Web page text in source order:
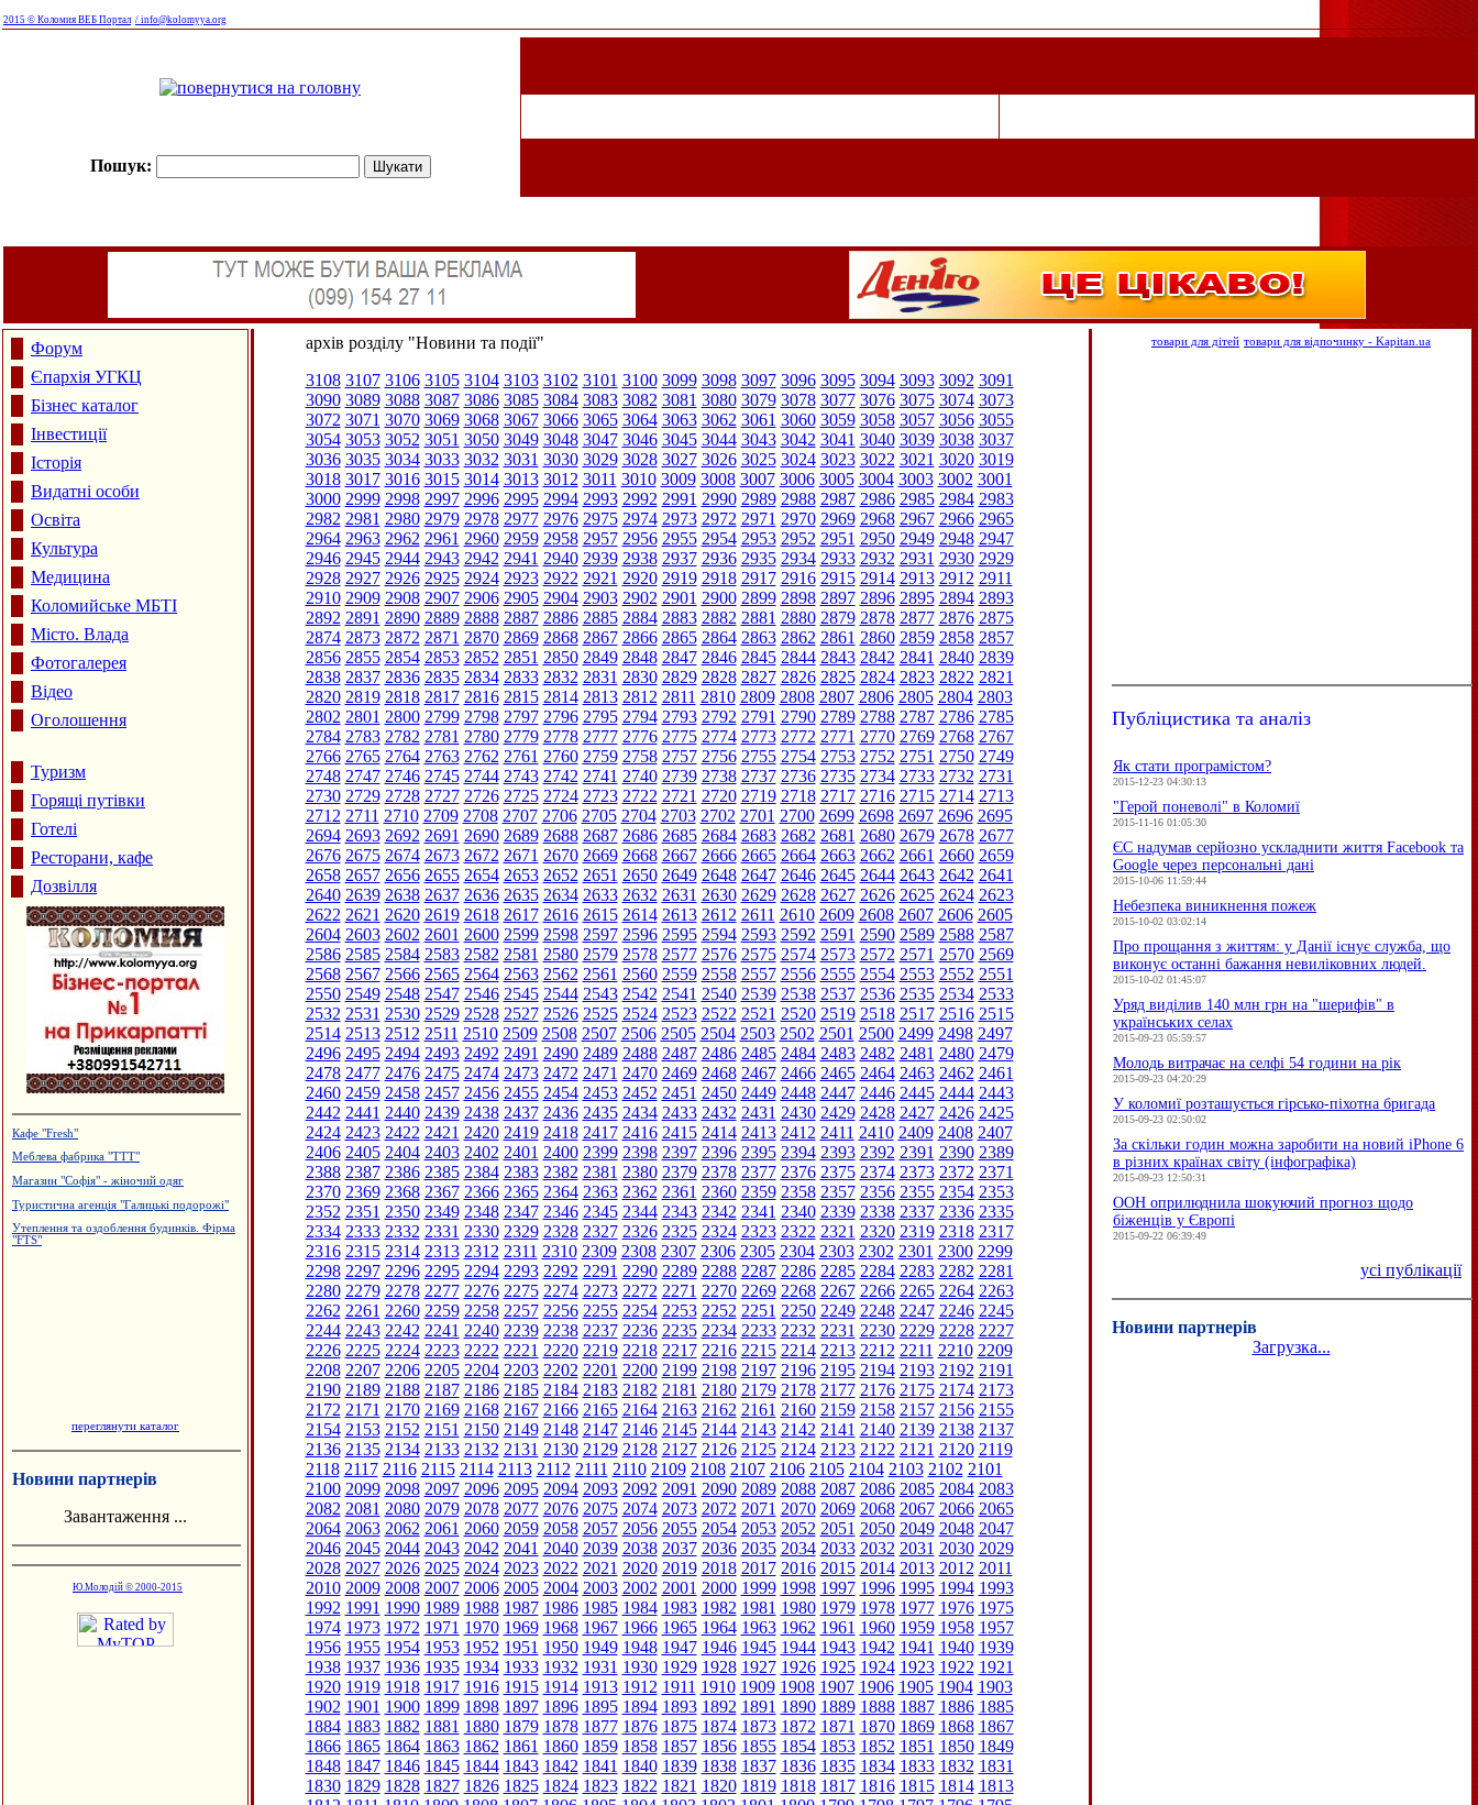
2015 © Коломия ВЕБ Портал / info@kolomyya.org
Пошук:
Форум
Єпархія УГКЦ
Бізнес каталог
Інвестиції
Історія
Видатні особи
Освіта
Культура
Медицина
Коломийське МБТІ
Місто. Влада
Фотогалерея
Відео
Оголошення
Туризм
Горящі путівки
Готелі
Ресторани, кафе
Дозвілля
Кафе "Fresh"
Меблева фабрика "ТТТ"
Магазин "Софія" - жіночий одяг
Туристична агенція "Галицькі подорожі"
Утеплення та оздоблення будинків. Фірма
"FTS"
переглянути каталог
Новини партнерів
Завантаження ...
Ю.Молодій © 2000-2015
архів розділу "Новини та події"
3108 3107 3106 3105 3104 3103 3102 3101 3100 3099 3098 3097 3096 3095 3094 3093 3092 3091
3090 3089 3088 3087 3086 3085 3084 3083 3082 3081 3080 3079 3078 3077 3076 3075 3074 3073
3072 3071 3070 3069 3068 3067 3066 3065 3064 3063 3062 3061 3060 3059 3058 3057 3056 3055
3054 3053 3052 3051 3050 3049 3048 3047 3046 3045 3044 3043 3042 3041 3040 3039 3038 3037
3036 3035 3034 3033 3032 3031 3030 3029 3028 3027 3026 3025 3024 3023 3022 3021 3020 3019
3018 3017 3016 3015 3014 3013 3012 3011 3010 3009 3008 3007 3006 3005 3004 3003 3002 3001
3000 2999 2998 2997 2996 2995 2994 2993 2992 2991 2990 2989 2988 2987 2986 2985 2984 2983
2982 2981 2980 2979 2978 2977 2976 2975 2974 2973 2972 2971 2970 2969 2968 2967 2966 2965
2964 2963 2962 2961 2960 2959 2958 2957 2956 2955 2954 2953 2952 2951 2950 2949 2948 2947
2946 2945 2944 2943 2942 2941 2940 2939 2938 2937 2936 2935 2934 2933 2932 2931 2930 2929
2928 2927 2926 2925 2924 2923 2922 2921 2920 2919 2918 2917 2916 2915 2914 2913 2912 2911
2910 2909 2908 2907 2906 2905 2904 2903 2902 2901 2900 2899 2898 2897 2896 2895 2894 2893
2892 2891 2890 2889 2888 2887 2886 2885 2884 2883 2882 2881 2880 2879 2878 2877 2876 2875
2874 2873 2872 2871 2870 2869 2868 2867 2866 2865 2864 2863 2862 2861 2860 2859 2858 2857
2856 2855 2854 2853 2852 2851 2850 2849 2848 2847 2846 2845 2844 2843 2842 2841 2840 2839
2838 2837 2836 2835 2834 2833 2832 2831 2830 2829 2828 2827 2826 2825 2824 2823 2822 2821
2820 2819 2818 2817 2816 2815 2814 2813 2812 2811 2810 2809 2808 2807 2806 2805 2804 2803
2802 2801 2800 2799 2798 2797 2796 2795 2794 2793 2792 2791 2790 2789 2788 2787 2786 2785
2784 2783 2782 2781 2780 2779 2778 2777 2776 2775 2774 2773 2772 2771 2770 2769 2768 2767
2766 2765 2764 2763 2762 2761 2760 2759 2758 2757 2756 2755 2754 2753 2752 2751 2750 2749
2748 2747 2746 2745 2744 2743 2742 2741 2740 2739 2738 2737 2736 2735 2734 2733 2732 2731
2730 2729 2728 2727 2726 2725 2724 2723 2722 2721 2720 2719 2718 2717 2716 2715 2714 2713
2712 2711 2710 2709 2708 2707 2706 2705 2704 2703 2702 2701 2700 2699 2698 2697 2696 2695
2694 2693 2692 2691 2690 2689 2688 2687 2686 2685 2684 2683 2682 2681 2680 2679 2678 2677
2676 2675 2674 2673 2672 2671 2670 2669 2668 2667 2666 2665 2664 2663 2662 2661 2660 2659
2658 2657 2656 2655 2654 2653 2652 2651 2650 2649 2648 2647 2646 2645 2644 2643 2642 2641
2640 2639 2638 2637 2636 2635 2634 2633 2632 2631 2630 2629 2628 2627 2626 2625 2624 2623
2622 2621 2620 2619 2618 2617 2616 2615 2614 2613 2612 2611 2610 2609 2608 2607 2606 2605
2604 2603 2602 2601 2600 2599 2598 2597 2596 2595 2594 2593 2592 2591 2590 2589 2588 2587
2586 2585 2584 2583 2582 2581 2580 2579 2578 2577 2576 2575 2574 2573 2572 2571 2570 2569
2568 2567 2566 2565 2564 2563 2562 2561 2560 2559 2558 2557 2556 2555 2554 2553 2552 2551
2550 2549 2548 2547 2546 2545 2544 2543 2542 2541 2540 2539 2538 2537 2536 2535 2534 2533
2532 2531 2530 2529 2528 2527 2526 2525 2524 2523 2522 2521 2520 2519 2518 2517 2516 2515
2514 2513 2512 2511 2510 2509 2508 2507 2506 2505 2504 2503 2502 2501 2500 2499 2498 2497
2496 2495 2494 2493 2492 2491 2490 2489 2488 2487 2486 2485 2484 2483 2482 2481 2480 2479
2478 2477 2476 2475 2474 2473 2472 2471 2470 2469 2468 2467 2466 2465 2464 2463 2462 2461
2460 2459 2458 2457 2456 2455 2454 2453 2452 2451 2450 2449 2448 2447 2446 2445 2444 2443
2442 2441 2440 2439 2438 2437 2436 2435 2434 2433 2432 2431 2430 2429 2428 2427 2426 2425
2424 2423 2422 2421 2420 2419 2418 2417 2416 2415 2414 2413 2412 2411 2410 2409 2408 2407
2406 2405 2404 2403 2402 2401 2400 2399 2398 2397 2396 2395 2394 2393 2392 2391 2390 2389
2388 2387 2386 2385 2384 2383 2382 2381 2380 2379 2378 2377 2376 2375 2374 2373 2372 2371
2370 2369 2368 2367 2366 2365 2364 2363 2362 2361 2360 2359 2358 2357 2356 2355 2354 2353
2352 2351 2350 2349 2348 2347 2346 2345 2344 2343 2342 2341 2340 2339 2338 2337 2336 2335
2334 2333 2332 2331 2330 2329 2328 2327 2326 2325 2324 2323 2322 2321 2320 2319 2318 2317
2316 2315 2314 2313 2312 2311 2310 2309 2308 2307 2306 2305 2304 2303 2302 2301 2300 2299
2298 2297 2296 2295 2294 2293 2292 2291 2290 2289 2288 2287 2286 2285 2284 2283 2282 2281
2280 2279 2278 2277 2276 2275 2274 2273 2272 2271 2270 2269 2268 2267 2266 2265 2264 2263
2262 2261 2260 2259 2258 2257 2256 2255 2254 2253 2252 2251 2250 2249 2248 2247 2246 2245
2244 2243 2242 2241 2240 2239 2238 2237 2236 2235 2234 2233 2232 2231 2230 2229 2228 2227
2226 2225 2224 2223 2222 2221 2220 2219 2218 2217 2216 2215 2214 2213 2212 2211 2210 2209
2208 2207 2206 2205 2204 2203 2202 2201 2200 2199 2198 2197 2196 2195 2194 2193 2192 2191
2190 2189 2188 2187 2186 2185 2184 2183 2182 2181 2180 2179 2178 2177 2176 2175 2174 2173
2172 2171 2170 2169 2168 2167 2166 2165 2164 2163 2162 2161 2160 2159 2158 2157 2156 2155
2154 2153 2152 2151 2150 2149 2148 2147 2146 2145 2144 2143 2142 2141 2140 2139 2138 2137
2136 2135 2134 2133 2132 2131 2130 2129 2128 2127 2126 2125 2124 2123 2122 2121 2120 2119
2118 2117 2116 2115 2114 2113 2112 2111 2110 2109 2108 2107 2106 2105 2104 2103 2102 2101
2100 2099 2098 2097 2096 2095 2094 2093 2092 2091 2090 2089 2088 2087 2086 2085 2084 2083
2082 2081 2080 2079 2078 2077 2076 2075 2074 2073 2072 2071 2070 2069 2068 2067 2066 2065
2064 2063 2062 2061 2060 2059 2058 2057 2056 2055 2054 2053 2052 2051 2050 2049 2048 2047
2046 2045 2044 2043 2042 2041 2040 2039 2038 2037 2036 2035 2034 2033 2032 2031 2030 2029
2028 2027 2026 2025 2024 2023 2022 2021 2020 2019 2018 2017 2016 2015 2014 2013 2012 2011
2010 2009 2008 2007 2006 2005 2004 2003 2002 2001 2000 1999 1998 1997 1996 1995 1994 1993
1992 1991 1990 1989 1988 1987 1986 1985 1984 1983 1982 1981 1980 1979 1978 1977 1976 1975
1974 1973 1972 1971 1970 1969 1968 1967 1966 1965 1964 1963 1962 1961 1960 1959 1958 1957
1956 1955 1954 1953 1952 1951 1950 1949 1948 1947 1946 1945 1944 1943 1942 1941 1940 1939
1938 1937 1936 1935 1934 1933 1932 1931 1930 1929 1928 1927 1926 1925 1924 1923 1922 1921
1920 1919 1918 1917 1916 1915 1914 1913 1912 1911 1910 1909 1908 1907 1906 1905 1904 1903
1902 1901 1900 1899 1898 1897 1896 1895 1894 1893 1892 1891 1890 1889 1888 1887 1886 1885
1884 1883 1882 1881 1880 1879 1878 1877 1876 1875 1874 1873 1872 1871 1870 1869 1868 1867
1866 1865 1864 1863 1862 1861 1860 1859 1858 1857 1856 1855 1854 1853 1852 1851 1850 1849
1848 1847 1846 1845 1844 1843 1842 1841 1840 1839 1838 1837 1836 1835 1834 1833 1832 1831
1830 1829 1828 1827 1826 1825 1824 1823 1822 1821 1820 1819 1818 1817 1816 1815 1814 1813
товари для дітей товари для відпочинку - Kapitan.ua
Публіцистика та аналіз
Як стати програмістом?
2015-12-23 04:30:13
"Герой поневолі" в Коломиї
2015-11-16 01:05:30
ЄC надумав серйозно ускладнити життя Facebook та
Google через персональні дані
2015-10-06 11:59:44
Небезпека виникнення пожеж
2015-10-02 03:02:14
Про прощання з життям: у Данії існує служба, що
виконує останні бажання невиліковних людей.
2015-10-02 01:45:07
Уряд виділив 140 млн грн на "шерифів" в
українських селах
2015-09-23 05:59:57
Молодь витрачає на селфі 54 години на рік
2015-09-23 04:20:29
У коломиї розташується гірсько-піхотна бригада
2015-09-23 02:50:02
За скільки годин можна заробити на новий iPhone 6
в різних країнах світу (інфографіка)
2015-09-23 12:50:31
ООН оприлюднила шокуючий прогноз щодо
біженців у Європі
2015-09-22 06:39:49
усі публікації
Новини партнерів
Загрузка...